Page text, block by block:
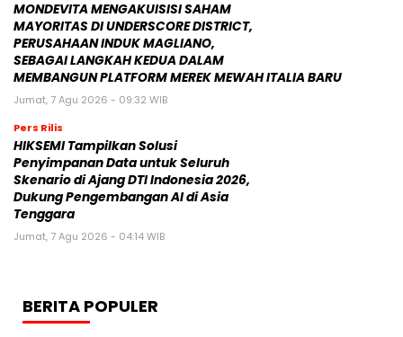
MONDEVITA MENGAKUISISI SAHAM
MAYORITAS DI UNDERSCORE DISTRICT,
PERUSAHAAN INDUK MAGLIANO,
SEBAGAI LANGKAH KEDUA DALAM
MEMBANGUN PLATFORM MEREK MEWAH ITALIA BARU
Jumat, 7 Agu 2026 - 09:32 WIB
Pers Rilis
HIKSEMI Tampilkan Solusi
Penyimpanan Data untuk Seluruh
Skenario di Ajang DTI Indonesia 2026,
Dukung Pengembangan AI di Asia
Tenggara
Jumat, 7 Agu 2026 - 04:14 WIB
BERITA POPULER